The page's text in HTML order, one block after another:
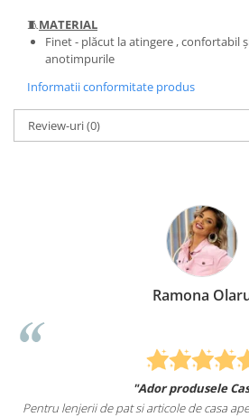
🧵MATERIAL
Finet - plăcut la atingere ,
anotimpurile
Informatii conformitate produs
Review-uri(0)
Ramona
"Ador produsele
Pentru lenjerii de pat si articole de casa